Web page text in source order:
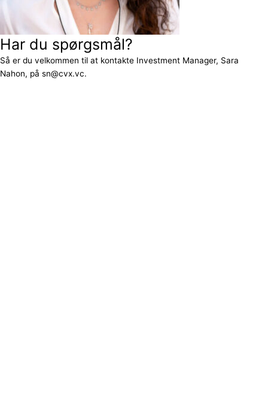
Har du spørgsmål?
Så er du velkommen til at kontakte Investment Manager, Sara
Nahon, på sn@cvx.vc.